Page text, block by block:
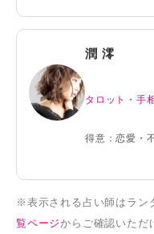
潤 澪
タロット・手
得意：恋愛・
※表示される占い師はラン
覧ページからご確認いただ